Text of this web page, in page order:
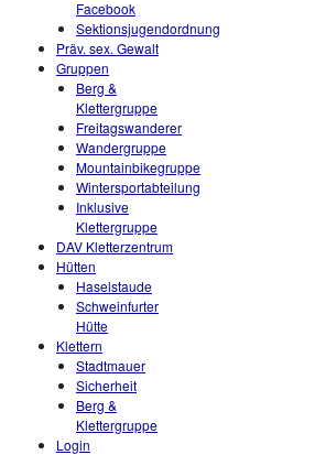
Facebook
Sektionsjugendordnung
Präv. sex. Gewalt
Gruppen
Berg &
Klettergruppe
Freitagswanderer
Wandergruppe
Mountainbikegruppe
Wintersportabteilung
Inklusive
Klettergruppe
DAV Kletterzentrum
Hütten
Haselstaude
Schweinfurter
Hütte
Klettern
Stadtmauer
Sicherheit
Berg &
Klettergruppe
Login